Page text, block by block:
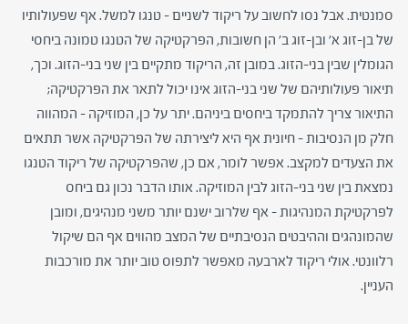
סמנטית. אבל נסו לחשוב על ריקוד לשניים – טנגו למשל. אף שפעולותיו
של בן-זוג א' ובן-זוג ב' הן חשובות, הפרקטיקה של הטנגו טמונה ביחסי
הגומלין שבין בני-הזוג. במובן זה, הריקוד מתקיים בין שני בני-הזוג. וכך,
תיאור פעולותיהם של שני בני-הזוג אינו יכול לתאר את הפרקטיקה;
התיאור צריך להתמקד ביחסים ביניהם. יתר על כן, המוזיקה – המהווה
חלק מן הנסיבות – חיונית אף היא ליצירתה של הפרקטיקה אשר תתאים
את הצעדים למקצב. אפשר לומר, אם כן, שהפרקטיקה של ריקוד הטנגו
נמצאת בין שני בני-הזוג לבין המוזיקה. אותו הדבר נכון גם ביחס
לפרקטיקת המנהיגות – אף שלרוב ישנם יותר משני מנהיגים, ומובן
שהמונהגים וההיבטים הנסיבתיים של המצב מהווים אף הם שיקול
רלוונטי. אולי ריקוד לארבעה מאפשר לתפוס טוב יותר את מורכבות
העניין.